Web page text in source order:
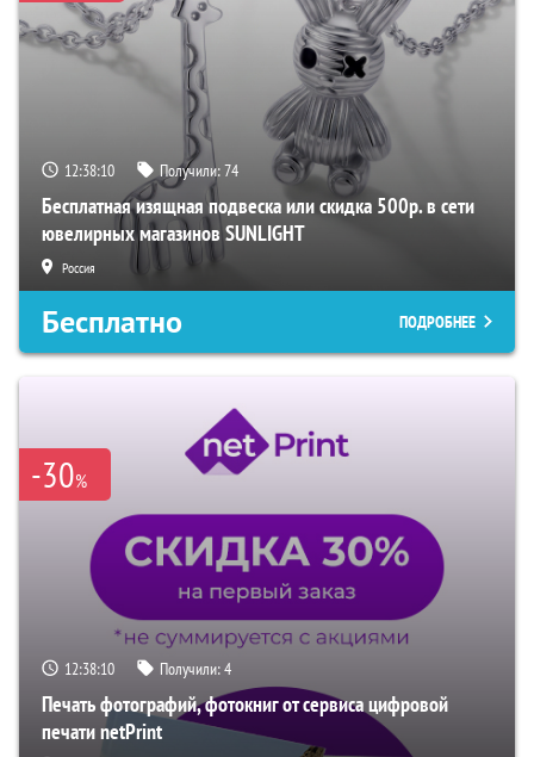
12:38:09 Получили:74
Бесплатная изящная подвеска или скидка 500р. в сети
ювелирных магазинов SUNLIGHT
Россия
Бесплатно ПОДРОБНЕЕ
-30%
12:38:09 Получили:4
Печать фотографий, фотокниг от сервиса цифровой
печати netPrint